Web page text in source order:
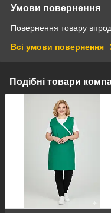
Умови повернення
Повернення товару
Всі умови повернення
Подібні товари